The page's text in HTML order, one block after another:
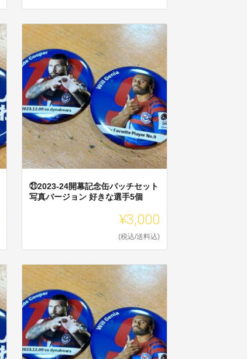
㉑2023-24開幕記念缶バッチセット
写真バージョン 好きな選手5個
¥3,000
(税込/送料込)